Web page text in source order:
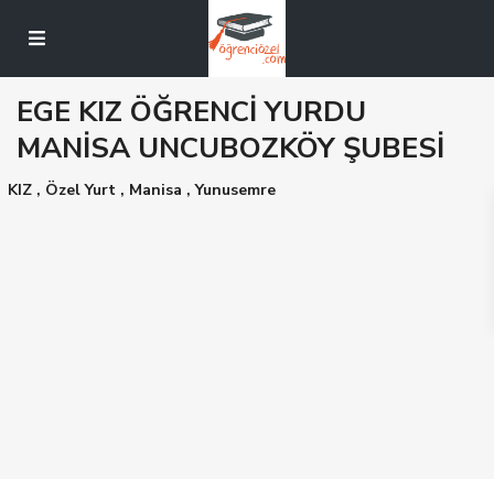
EGE KIZ ÖĞRENCİ YURDU
MANİSA UNCUBOZKÖY ŞUBESİ
KIZ , Özel Yurt , Manisa ,Yunusemre